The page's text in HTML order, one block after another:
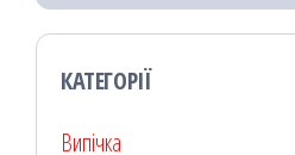
КАТЕГОРІЇ
Випічка